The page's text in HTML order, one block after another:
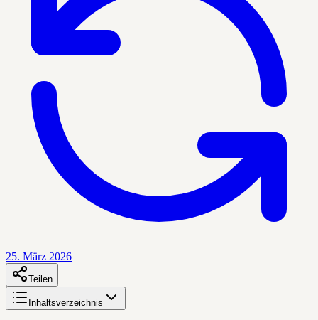
25. März 2026
Teilen
Inhaltsverzeichnis